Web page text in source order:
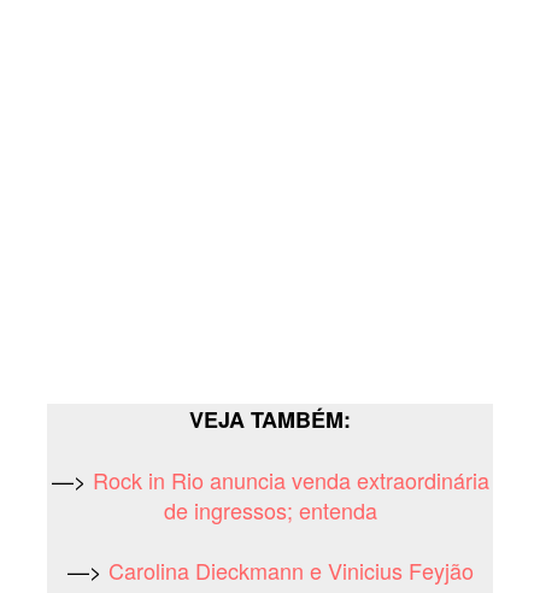
VEJA TAMBÉM:
—> Rock in Rio anuncia venda extraordinária
de ingressos; entenda
—> Carolina Dieckmann e Vinicius Feyjão